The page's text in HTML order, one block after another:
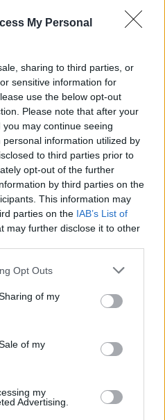
My Personal
sharing to third parties, or
sensitive information for
use the below opt-out
Please note that after your
may continue seeing
information utilized by
to third parties prior to
opt-out of the further
by third parties on the
This information may
parties on the IAB’s List of
may further disclose it to other
uses one or more Google
behaviour. You may click to
and its third-party tags to
purposes in below Google
Opt Outs
of my
of my
my
Advertising.
Telegram
Email